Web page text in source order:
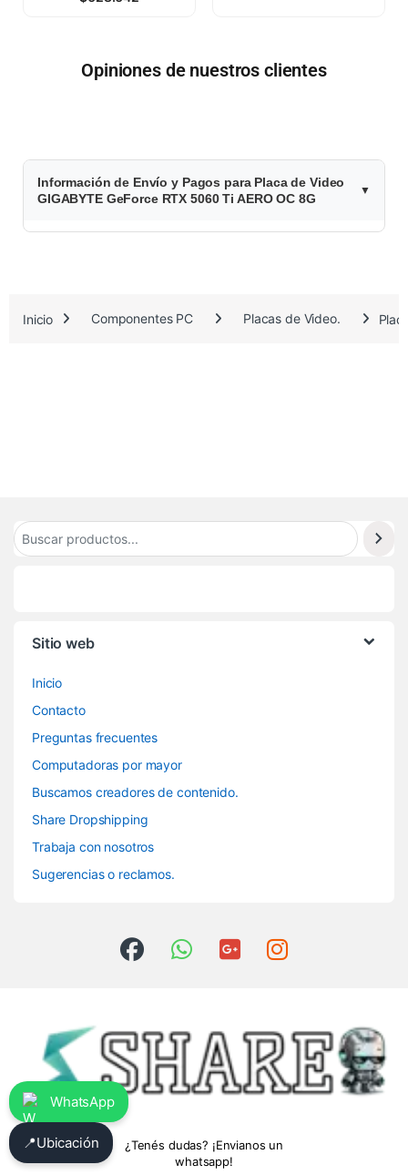
Opiniones de nuestros clientes
$
1
.
0
2
Información de Envío y Pagos para Placa de Video
GIGABYTE GeForce RTX 5060 Ti AERO OC 8G
Inicio Componentes PC Placas de Video.
Sitio web
Inicio
Contacto
Preguntas frecuentes
Computadoras por mayor
Buscamos creadores de contenido.
Share Dropshipping
Trabaja con nosotros
Sugerencias o reclamos.
¿Tenés dudas? ¡Envianos un
whatsapp!
WhatsApp
📍Ubicación